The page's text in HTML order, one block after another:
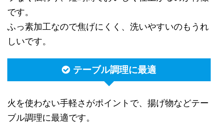
です。
ふっ素加工なので焦げにくく、洗いやすいのもうれ
しいです。
テーブル調理に最適
火を使わない手軽さがポイントで、揚げ物などテー
ブル調理に最適です。